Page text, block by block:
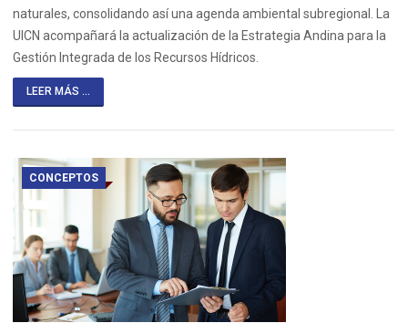
naturales, consolidando así una agenda ambiental subregional. La
UICN acompañará la actualización de la Estrategia Andina para la
Gestión Integrada de los Recursos Hídricos.
LEER MÁS ...
CONCEPTOS